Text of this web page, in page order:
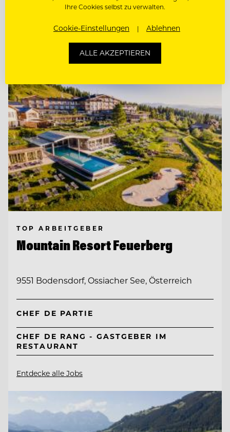
Entdecke alle Jobs
TOP ARBEITGEBER
Mountain Resort Feuerberg
9551 Bodensdorf, Ossiacher See, Österreich
CHEF DE PARTIE
CHEF DE RANG - GASTGEBER IM
RESTAURANT
Entdecke alle Jobs
Ihre Cookies selbst zu verwalten.
Cookie-Einstellungen Ablehnen
ALLE AKZEPTIEREN